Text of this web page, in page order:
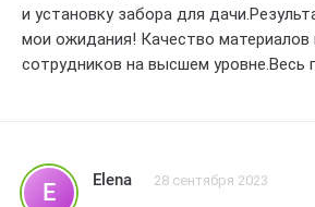
и установку забора для
мои ожидания! Качество материалов
сотрудников на высшем уровне.Весь
E Elena 28 сентября 2023